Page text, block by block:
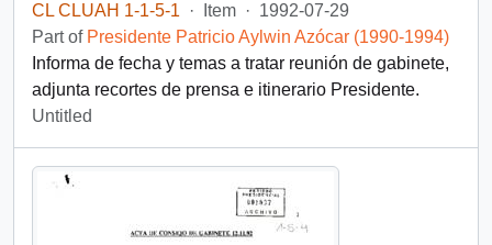
CL CLUAH 1-1-5-1
· Item · 1992-07-29
Part of Presidente Patricio Aylwin Azócar (1990-1994)
Informa de fecha y temas a tratar reunión de gabinete,
adjunta recortes de prensa e itinerario Presidente.
Untitled